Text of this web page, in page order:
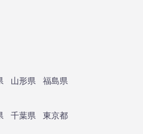
山形県
福島県
千葉県
東京都